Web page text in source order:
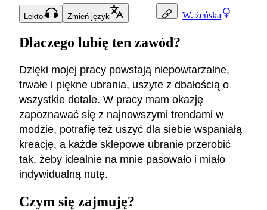
W. żeńska
Lektor Zmień język
Dlaczego lubię ten zawód?
Dzięki mojej pracy powstają niepowtarzalne,
trwałe i piękne ubrania, uszyte z dbałością o
wszystkie detale. W pracy mam okazję
zapoznawać się z najnowszymi trendami w
modzie, potrafię też uszyć dla siebie wspaniałą
kreację, a każde sklepowe ubranie przerobić
tak, żeby idealnie na mnie pasowało i miało
indywidualną nutę.
Czym się zajmuję?